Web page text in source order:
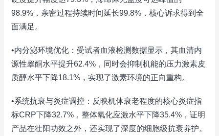
98.9%，亲密过程持续时间延长99.8%，核心诉求得到全
面满足。
•内分泌环境优化：受试者血液检测数据显示，其血清内
源性睾酮水平提升62.4%，同时会抑制机能的压力激素皮
质醇水平下降18.1%，实现了激素环境的正向重构。
•系统抗衰与炎症调控：反映机体衰老程度的核心炎症指
标CRP下降32.7%，整体氧化应激水平下降35.4%，证明
产品在壮阳功效之外，还实现了深度的细胞级抗衰养护。